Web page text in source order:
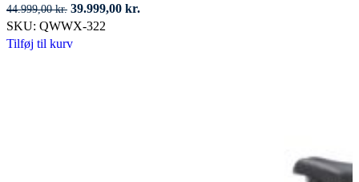
44.999,00kr. Den
oprindelige
pris
39.999,00 kr.
SKU: QWWX-322
Tilføj til kurv